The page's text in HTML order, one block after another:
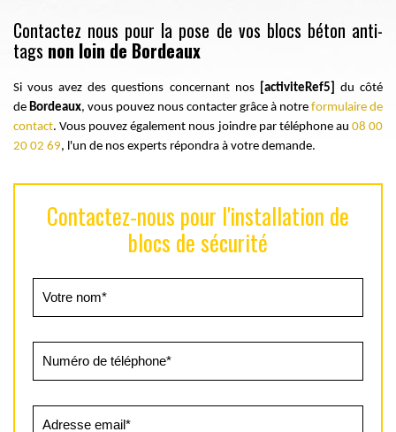
Contactez nous pour la pose de vos blocs béton anti-
tags non loin de Bordeaux
Si vous avez des questions concernant nos [activiteRef5]
du côté
de Bordeaux, vous pouvez nous contacter grâce à notre formulaire de
contact. Vous pouvez également nous joindre par téléphone au 08 00
20 02 69, l'un de nos experts répondra à votre demande.
Contactez-nous pour l'installation de
blocs de sécurité